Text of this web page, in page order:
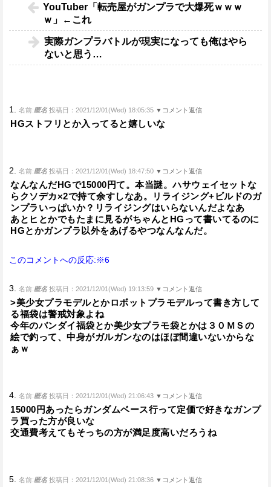
YouTuber「転売屋がガンプラで大爆死ｗｗｗ
ｗ」←これ
実際ガンプラバトルが現実になっても俺はやら
ないと思う…
1. 名前:匿名 投稿日：2021/12/01(Wed) 18:05:35 ▼コメント返信
HGストフリとか入ってると嬉しいな
2. 名前:匿名 投稿日：2021/12/01(Wed) 18:47:50 ▼コメント返信
なんなんだHGで15000円て。本当謎。ハサウェイセットな
らクソデカ×2で持て余すしなあ。リライジング+ビルドのガ
ンプラいっぱいか？リライジングはいらないんだよなあ
あとヒとかでもたまに見るがちゃんとHGって書いてるのに
HGとかガンプラ以外をあげるやつなんなんだ。
このコメントへの反応:※6
3. 名前:匿名 投稿日：2021/12/01(Wed) 19:13:59 ▼コメント返信
>美少女プラモデルとかロボットプラモデルって書き方して
る福袋は警戒対象よね
今年のバンダイ福袋とか美少女プラモ袋とかは３０ＭＳの
絵で釣って、中身がガルガンなのはほぼ間違いないからな
ぁｗ
4. 名前:匿名 投稿日：2021/12/01(Wed) 21:06:43 ▼コメント返信
15000円あったらガンダムベース行って定価で好きなガンプ
ラ買った方が良いな
交通費考えてもそっちの方が満足度高いだろうね
5. 名前:匿名 投稿日：2021/12/01(Wed) 21:08:36 ▼コメント返信